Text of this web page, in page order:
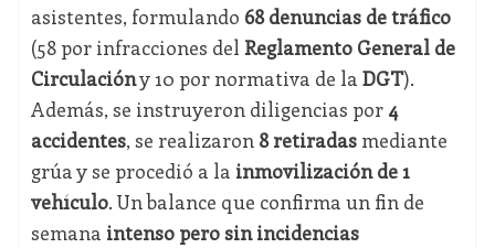
asistentes, formulando 68 denuncias de tráfico
(58 por infracciones del Reglamento General de
Circulacióny 10 por normativa de la DGT).
Además, se instruyeron diligencias por 4
accidentes, se realizaron 8 retiradasmediante
grúa y se procedió a la inmovilización de 1
vehículo. Un balance que confirma un fin de
semana intenso pero sin incidencias